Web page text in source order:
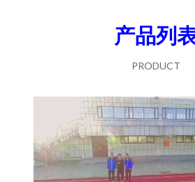
产品列
PRODUCT